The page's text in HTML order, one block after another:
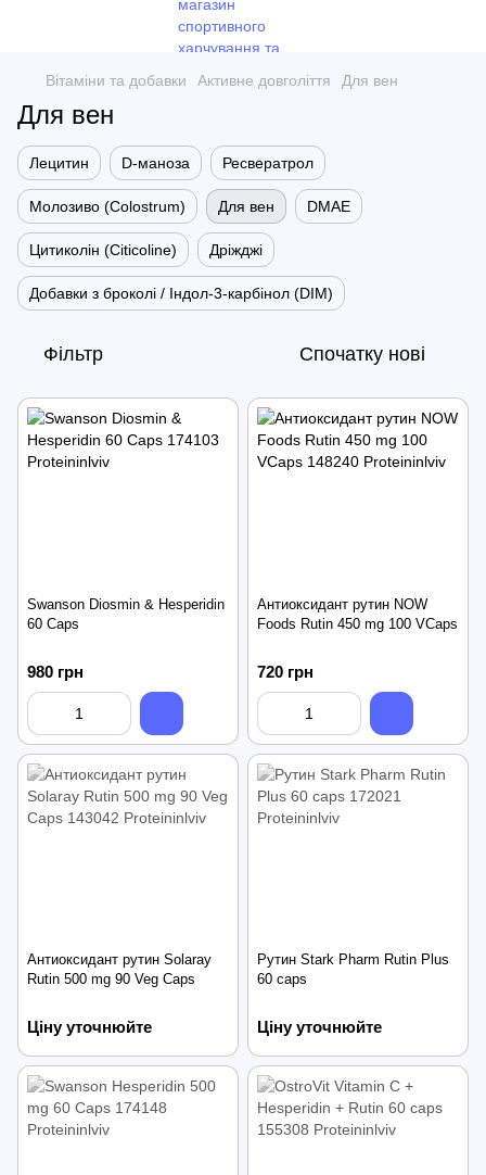
Вітаміни та добавки Активне довголіття Для вен
Для вен
Лецитин D-маноза Ресвератрол
Молозиво (Colostrum) Для вен DMAE
Цитиколін (Citicoline) Дріжджі
Добавки з броколі / Індол-3-карбінол (DIM)
Фільтр Спочатку нові
Swanson Diosmin & Hesperidin
60 Caps
980 грн
Антиоксидант рутин NOW
Foods Rutin 450 mg 100 VCaps
720 грн
Антиоксидант рутин Solaray
Rutin 500 mg 90 Veg Caps
Ціну уточнюйте
Рутин Stark Pharm Rutin Plus
60 caps
Ціну уточнюйте